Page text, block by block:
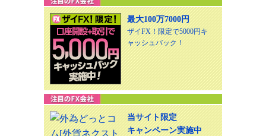
最大100万7000円
ザイFX！限定で5000円キ
ャッシュバック！
当サイト限定
キャンペーン実施中